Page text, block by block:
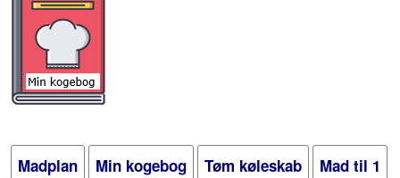
Madplan Min kogebog Tøm køleskab
Mad til 1